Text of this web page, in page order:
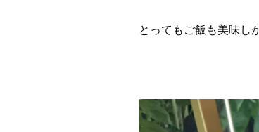
とってもご飯も美味し